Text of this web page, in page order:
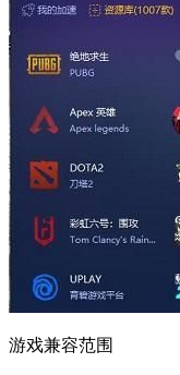
游戏兼容范围